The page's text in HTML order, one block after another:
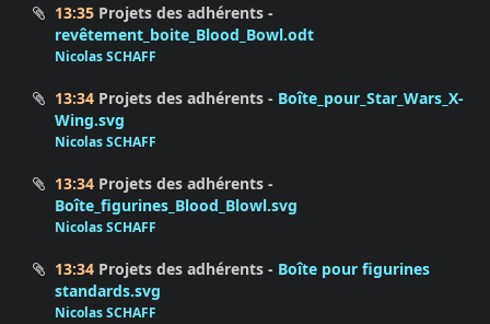
13:35 Projets des adhérents
revêtement_boite_Blood_Bowl.odt
Nicolas SCHAFF
13:34 Projets des adhérents
Boîte_pour_Star_Wars_X-
Wing.svg
Nicolas SCHAFF
13:34 Projets des adhérents
Boîte_figurines_Blood_Blowl.svg
Nicolas SCHAFF
13:34 Projets des adhérents
Boîte pour figurines
standards.svg
Nicolas SCHAFF